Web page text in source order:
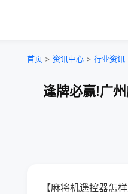
首页 > 资讯中心 > 行业资讯
逢牌必赢!广
【麻将机遥控器怎